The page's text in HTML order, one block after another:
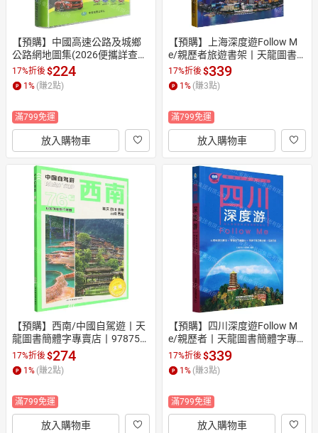
【預購】中國高速公路及城鄉
公路網地圖集(2026便攜詳查
版)丨天龍圖書簡體字專賣店丨
9787503166587 (tl2610)
17%折後$224
1 % (賺2點)
滿799免運
放入購物車
【預購】上海深度遊Follow M
e/親歷者旅遊書架丨天龍圖書
簡體字專賣店丨978711332121
5 (tl2610)
17%折後$339
1 % (賺3點)
滿799免運
放入購物車
【預購】西南/中國自駕遊丨天
龍圖書簡體字專賣店丨978752
0450492 (tl2610)
17%折後$274
1% (賺2點)
滿799免運
放入購物車
【預購】四川深度遊Follow M
e/親歷者丨天龍圖書簡體字專
賣店丨9787113321512 (tl261
0)
17%折後$339
1% (賺3點)
滿799免運
放入購物車